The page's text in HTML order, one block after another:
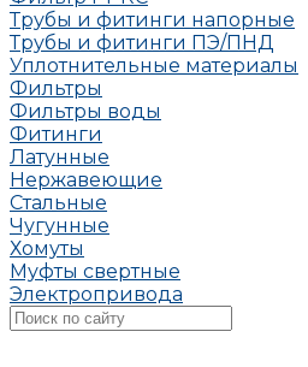
Трубы и фитинги напорные
Трубы и фитинги ПЭ/ПНД
Уплотнительные материалы
Фильтры
Фильтры воды
Фитинги
Латунные
Нержавеющие
Стальные
Чугунные
Хомуты
Муфты свертные
Электропривода